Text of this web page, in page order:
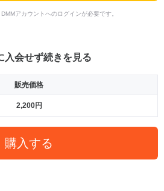
アカウントへのログインが必要です。
入会せず続きを見る
販売価格
2,200円
購入する